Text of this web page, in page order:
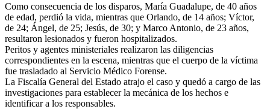
Como consecuencia de los disparos, María Guadalupe, de 40 años
de edad, perdió la vida, mientras que Orlando, de 14 años; Víctor,
de 24; Ángel, de 25; Jesús, de 30; y Marco Antonio, de 23 años,
resultaron lesionados y fueron hospitalizados.
Peritos y agentes ministeriales realizaron las diligencias
correspondientes en la escena, mientras que el cuerpo de la víctima
fue trasladado al Servicio Médico Forense.
La Fiscalía General del Estado atrajo el caso y quedó a cargo de las
investigaciones para establecer la mecánica de los hechos e
identificar a los responsables.